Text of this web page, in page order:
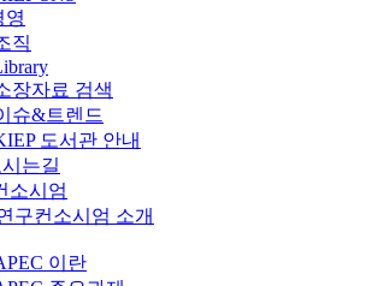
영
직
장자료 검색
슈&트렌드
도서관 안내
는길
소시엄
구컨소시엄 소개
이란